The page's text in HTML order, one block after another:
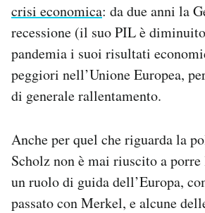
crisi economica: da due anni la
recessione (il suo PIL è
pandemia i suoi risultati
peggiori nell’Unione Europea,
di generale rallentamento.
Anche per quel che riguarda la
Scholz non è mai riuscito a
un ruolo di guida dell’Europa,
passato con Merkel, e alcune